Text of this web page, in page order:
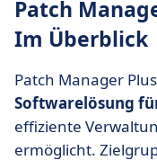
Patch
Im Überblick
Patch Manager
Softwarelösung
effiziente
ermöglicht.